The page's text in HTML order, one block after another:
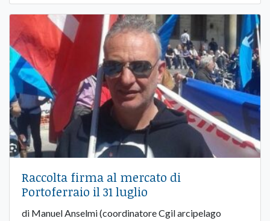
Raccolta firma al mercato di
Portoferraio il 31 luglio
di Manuel Anselmi (coordinatore Cgil arcipelago